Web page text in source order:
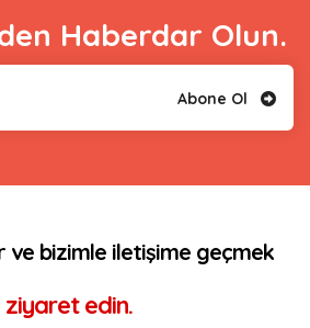
Haberdar Olun.
Abone Ol
ve bizimle iletişime geçmek
ziyaret edin.